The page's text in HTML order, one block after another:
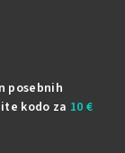
posebnih
kodo za 10 €